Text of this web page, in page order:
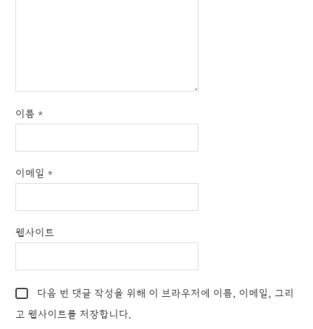
이름 *
이메일 *
웹사이트
다음 번 댓글 작성을 위해 이 브라우저에 이름, 이메일, 그리
고 웹사이트를 저장합니다.